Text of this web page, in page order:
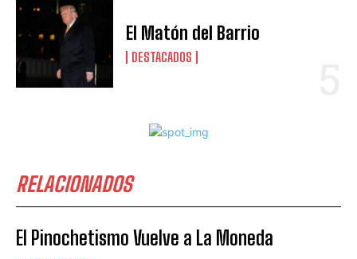
El Matón del Barrio
DESTACADOS
RELACIONADOS
El Pinochetismo Vuelve a La Moneda